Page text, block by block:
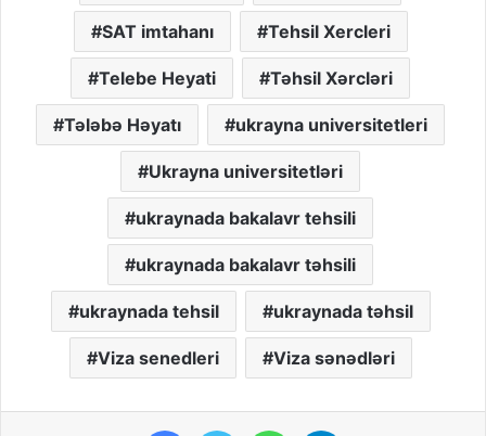
SAT imtahanı Tehsil Xercleri
Telebe Heyati Təhsil Xərcləri
Tələbə Həyatı ukrayna universitetleri
Ukrayna universitetləri
ukraynada bakalavr tehsili
ukraynada bakalavr təhsili
ukraynada tehsil ukraynada təhsil
Viza senedleri Viza sənədləri
FacebookTwitter WhatsApp